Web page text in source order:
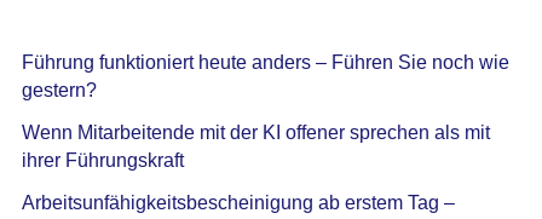
Führung funktioniert heute anders – Führen Sie noch wie
gestern?
Wenn Mitarbeitende mit der KI offener sprechen als mit
ihrer Führungskraft
Arbeitsunfähigkeitsbescheinigung ab erstem Tag –